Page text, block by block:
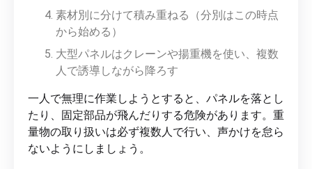
素材別に分けて積み重ねる（分別はこの時点
から始める）
大型パネルはクレーンや揚重機を使い、複数
人で誘導しながら降ろす
一人で無理に作業しようとすると、パネルを落とし
たり、固定部品が飛んだりする危険があります。重
量物の取り扱いは必ず複数人で行い、声かけを怠ら
ないようにしましょう。